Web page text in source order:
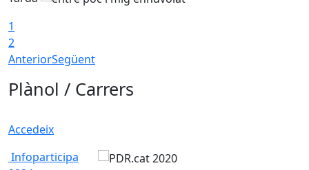
1
2
AnteriorSegüent
Plànol / Carrers
Accedeix
Infoparticipa